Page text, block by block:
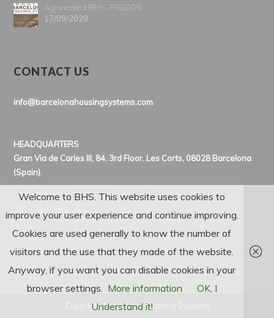
Agreement BHS-PRECON
17/09/2020
CONTACT US
info@barcelonahousingsystems.com
HEADQUARTERS
Gran Via de Carles III, 84. 3rd Floor. Les Corts, 08028 Barcelona
(Spain).
Copyright Barcelona Housing Systems
Welcome to BHS. This website uses cookies to
improve your user experience and continue improving.
Cookies are used generally to know the number of
visitors and the use that they made of the website.
Anyway, if you want you can disable cookies in your
browser settings. More information
OK, I
Understand it!